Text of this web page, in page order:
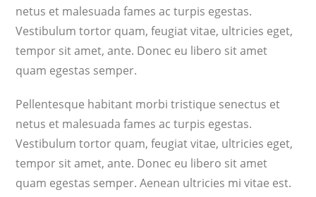
netus et malesuada fames ac turpis egestas.
Vestibulum tortor quam, feugiat vitae, ultricies eget,
tempor sit amet, ante. Donec eu libero sit amet
quam egestas semper.
Pellentesque habitant morbi tristique senectus et
netus et malesuada fames ac turpis egestas.
Vestibulum tortor quam, feugiat vitae, ultricies eget,
tempor sit amet, ante. Donec eu libero sit amet
quam egestas semper. Aenean ultricies mi vitae est.